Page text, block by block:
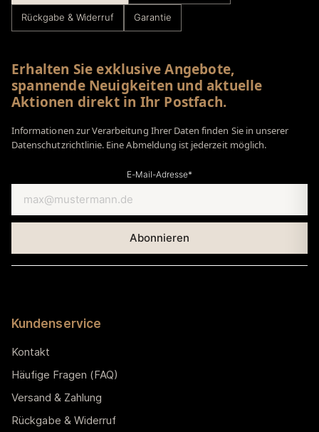
Rückgabe & Widerruf Garantie
Erhalten Sie exklusive Angebote,
spannende Neuigkeiten und aktuelle
Aktionen direkt in Ihr Postfach.
Informationen zur Verarbeitung Ihrer Daten finden Sie in unserer
Datenschutzrichtlinie. Eine Abmeldung ist jederzeit möglich.
E-Mail-Adresse*
Kundenservice
Kontakt
Häufige Fragen (FAQ)
Versand & Zahlung
Rückgabe & Widerruf